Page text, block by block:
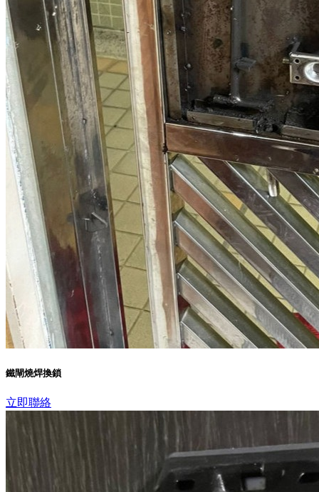
鐵閘燒焊換鎖
立即聯絡